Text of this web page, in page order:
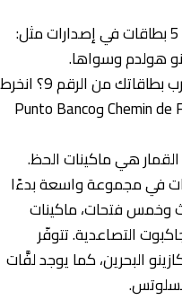
اجمع افضل 5 بطاقات في إصدارات مثل:
هولدم وسواها.
هل تقترب بطاقاتك من الرقم 9؟ انخرط
في النسخ الكلاسيكية مثل Chemin de Fer وPunto Banco
هي ماكينات الحظ.
في مجموعة واسعة بدءًا
وخمس فتحات، ماكينات
التصاعدية. تتوفّر
البحرين، كما يوجد لفَّات